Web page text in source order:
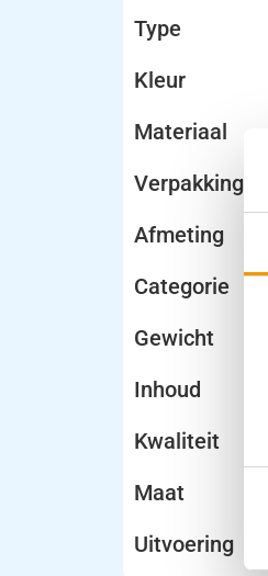
Type
Kleur
Materiaal
Verpakking
Afmeting
Categorie
Gewicht
Inhoud
Kwaliteit
Maat
Uitvoering